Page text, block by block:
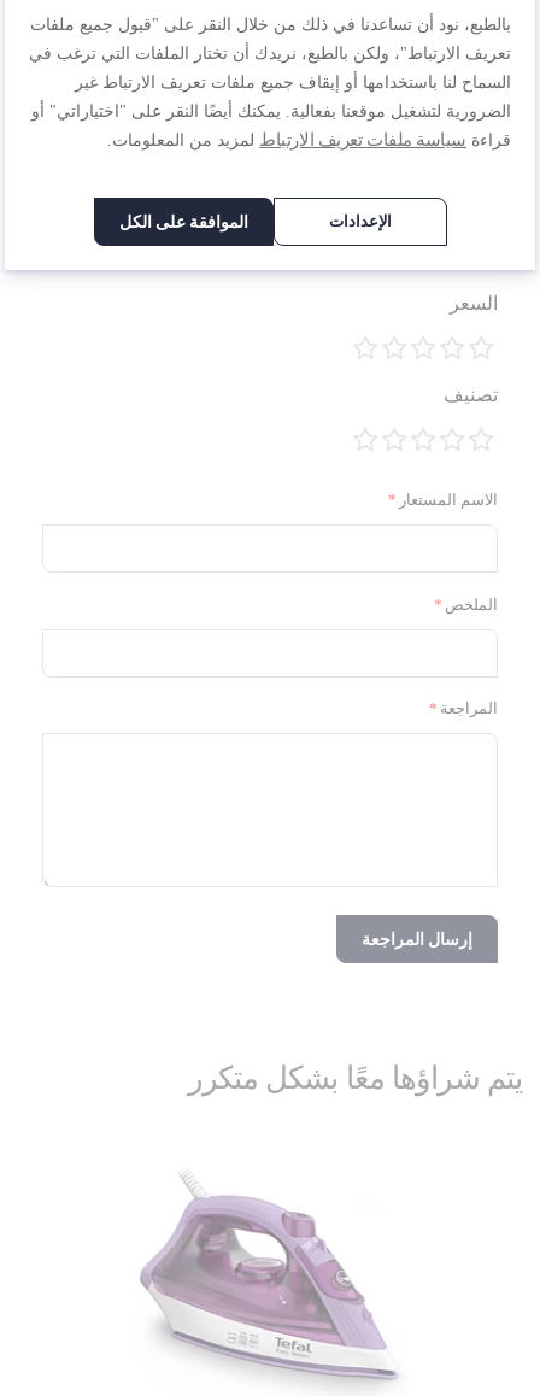
اكتب مراجعتك الخاصة
أنت تراجع:
إنتويشن، طقم أواني طبخ، 8 قطعة، ستاليس ستيل 18/10،
B864S874
نجمة
نجوم
نجوم
نجوم
نجوم
السعر
نجمة
نجوم
نجوم
نجوم
نجوم
تصنيف
نجمة
نجوم
نجوم
نجوم
نجوم
الاسم المستعار
الملخص
المراجعة
إرسال المراجعة
يتم شراؤها معًا بشكل متكرر
بالطبع، نود أن تساعدنا في ذلك من خلال النقر على "قبول جميع ملفات
تعريف الارتباط"، ولكن بالطبع، نريدك أن تختار الملفات التي ترغب في
السماح لنا باستخدامها أو إيقاف جميع ملفات تعريف الارتباط غير
الضرورية لتشغيل موقعنا بفعالية. يمكنك أيضًا النقر على "اختياراتي" أو
قراءة سياسة ملفات تعريف الارتباط لمزيد من المعلومات.
الإعدادات الموافقة على الكل